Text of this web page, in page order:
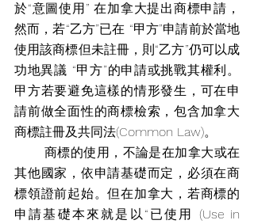
於“意圖使用” 在加拿大提出商標申請，
然而，若“乙方”已在 “甲方”申請前於當地
使用該商標但未註冊，則“乙方”仍可以成
功地異議 “甲方”的申請或挑戰其權利。
甲方若要避免這樣的情形發生，可在申
請前做全面性的商標檢索，包含加拿大
商標註冊及共同法(Common Law)。
商標的使用，不論是在加拿大或在
其他國家，依申請基礎而定，必須在商
標領證前起始。但在加拿大，若商標的
申請基礎本來就是以“已使用 (Use in